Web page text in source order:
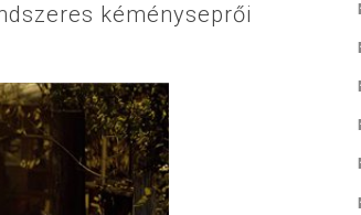
kéményseprői